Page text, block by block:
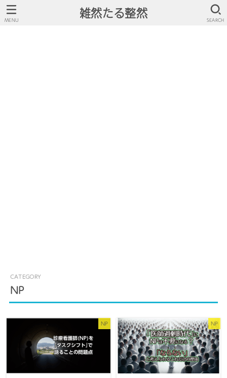
雑然たる整然 SEARCH
MENU
NP
NP NP